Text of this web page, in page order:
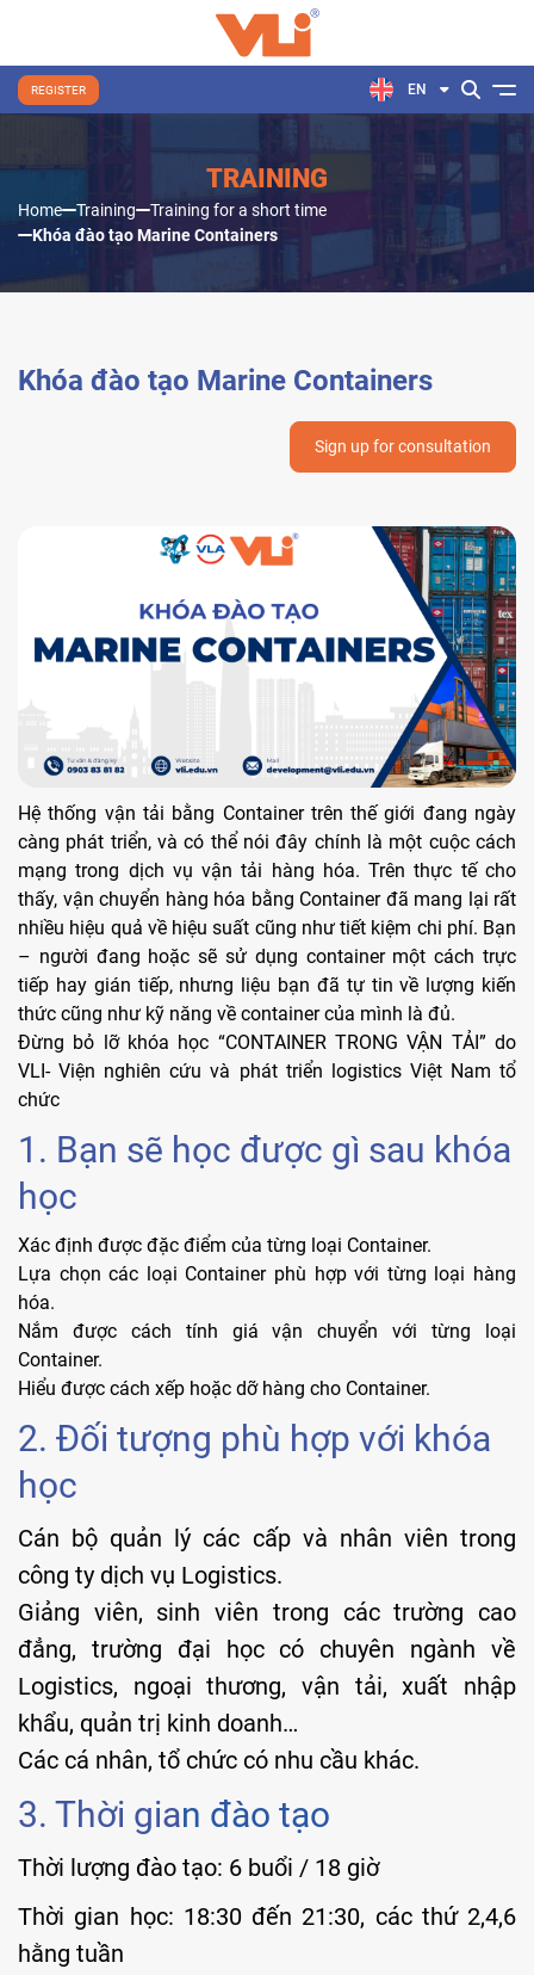
REGISTER EN
TRAINING
Home Training
Training for a short time
Khóa đào tạo Marine Containers
Khóa đào tạo Marine Containers
Sign up for consultation
Hệ thống vận tải bằng Container trên thế giới đang ngày
càng phát triển, và có thể nói đây chính là một cuộc cách
mạng trong dịch vụ vận tải hàng hóa. Trên thực tế cho
thấy, vận chuyển hàng hóa bằng Container đã mang lại rất
nhiều hiệu quả về hiệu suất cũng như tiết kiệm chi phí. Bạn
– người đang hoặc sẽ sử dụng container một cách trực
tiếp hay gián tiếp, nhưng liệu bạn đã tự tin về lượng kiến
thức cũng như kỹ năng về container của mình là đủ.
Đừng bỏ lỡ khóa học “CONTAINER TRONG VẬN TẢI” do
VLI- Viện nghiên cứu và phát triển logistics Việt Nam tổ
chức
1. Bạn sẽ học được gì sau khóa
học
Xác định được đặc điểm của từng loại Container.
Lựa chọn các loại Container phù hợp với từng loại hàng
hóa.
Nắm được cách tính giá vận chuyển với từng loại
Container.
Hiểu được cách xếp hoặc dỡ hàng cho Container.
2. Đối tượng phù hợp với khóa
học
Cán bộ quản lý các cấp và nhân viên trong
công ty dịch vụ Logistics.
Giảng viên, sinh viên trong các trường cao
đẳng, trường đại học có chuyên ngành về
Logistics, ngoại thương, vận tải, xuất nhập
khẩu, quản trị kinh doanh…
Các cá nhân, tổ chức có nhu cầu khác.
3. Thời gian đào tạo
Thời lượng đào tạo: 6 buổi / 18 giờ
Thời gian học: 18:30 đến 21:30, các thứ 2,4,6
hằng tuần